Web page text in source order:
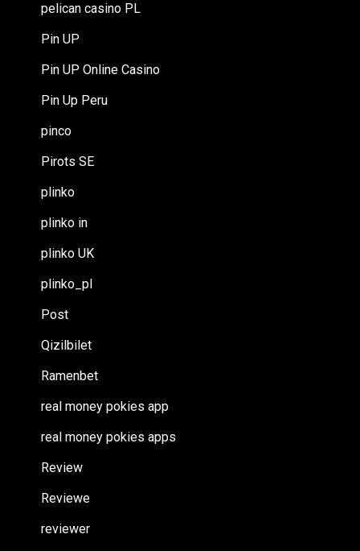
pelican casino PL
Pin UP
Pin UP Online Casino
Pin Up Peru
pinco
Pirots SE
plinko
plinko in
plinko UK
plinko_pl
Post
Qizilbilet
Ramenbet
real money pokies app
real money pokies apps
Review
Reviewe
reviewer